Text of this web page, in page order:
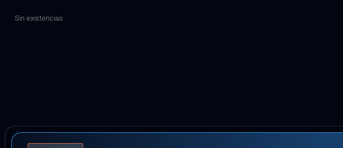
Sin existencias